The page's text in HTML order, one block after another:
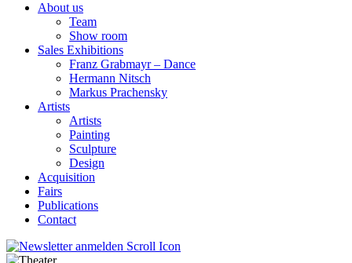
About us
Team
Show room
Sales Exhibitions
Franz Grabmayr – Dance
Hermann Nitsch
Markus Prachensky
Artists
Artists
Painting
Sculpture
Design
Acquisition
Fairs
Publications
Contact